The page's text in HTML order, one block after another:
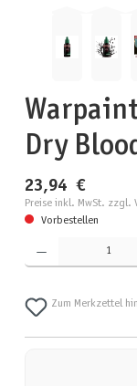
Dry
23,94 €
Preise inkl. MwSt. zzgl.
Vorbestellen
Produkt Anzahl: Gib den
Zum Merkzettel